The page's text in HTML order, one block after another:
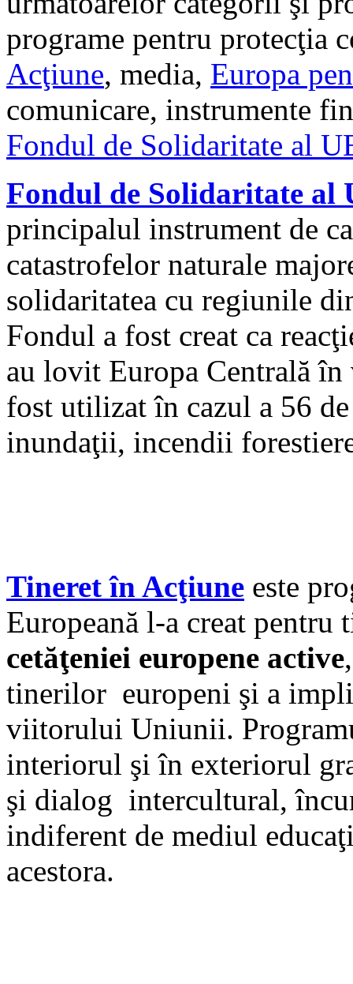
programe pentru protecţia
Acţiune, media, Europa
comunicare, instrumente
Fondul de Solidaritate al
Fondul de Solidaritate al
principalul instrument de
catastrofelor naturale
solidaritatea cu regiunile
Fondul a fost creat ca
au lovit Europa Centrală
fost utilizat în cazul a 56
inundaţii, incendii
Tineret în Acţiune este
Europeană l-a creat
cetăţeniei europene active
tinerilor europeni şi a
viitorului Uniunii.
interiorul şi în exteriorul
şi dialog intercultural,
indiferent de mediul
acestora.